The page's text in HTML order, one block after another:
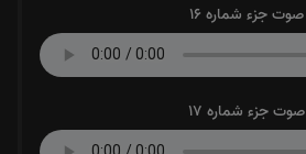
صوت جزء شماره 16
صوت جزء شماره 17